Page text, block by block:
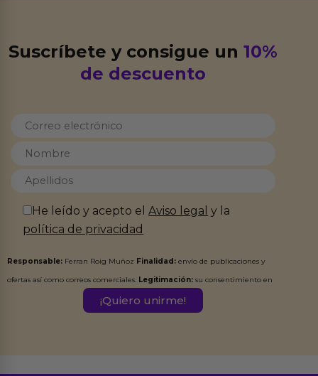
Suscríbete y consigue un10%
de descuento
He leído y acepto elAviso legal y la
política de privacidad
Responsable: Ferran Roig Muñoz Finalidad: envío de publicaciones y
ofertas así como correos comerciales. Legitimación: su consentimiento en
Destinatarios:Ferran Roig Muñoz. Podrás ejercer tus